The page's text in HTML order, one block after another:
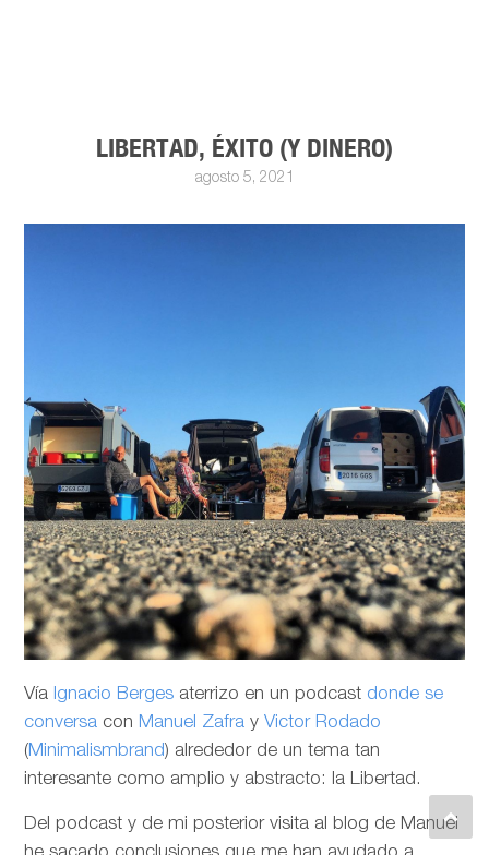
LIBERTAD, ÉXITO (Y DINERO)
agosto 5, 2021
Vía Ignacio Berges aterrizo en un podcast donde se
conversa con Manuel Zafra y Victor Rodado
(Minimalismbrand) alrededor de un tema tan
interesante como amplio y abstracto: la Libertad.
Del podcast y de mi posterior visita al blog de Manuel